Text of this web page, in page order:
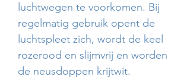
luchtwegen te voorkomen. Bij
regelmatig gebruik opent de
luchtspleet zich, wordt de keel
rozerood en slijmvrij en worden
de neusdoppen krijtwit.